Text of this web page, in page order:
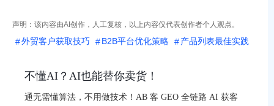
声明：该内容由AI创作，人工复核，以上内容仅代表创作者个人观点。
外贸客户获取技巧 B2B平台优化策略 产品列表最佳实践
不懂AI？AI也能替你卖货！
通无需懂算法，不用做技术！AB 客 GEO 全链路 AI 获客